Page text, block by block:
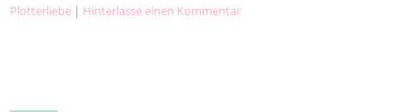
Plotterliebe | Hinterlasse einen Kommentar